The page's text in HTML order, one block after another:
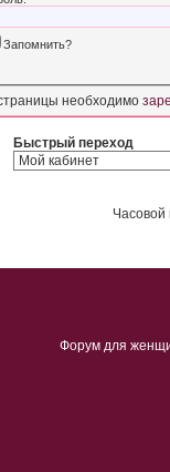
Запомнить?
необходимо
Быстрый переход
Часовой
Форум для